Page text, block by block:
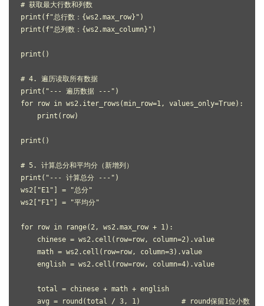
# 获取最大行数和列数
print(f"总行数：{ws2.max_row}")
print(f"总列数：{ws2.max_column}")
print()
# 4. 遍历读取所有数据
print("--- 遍历数据 ---")
for row in ws2.iter_rows(min_row=1, values_only=True):
    print(row)
print()
# 5. 计算总分和平均分（新增列）
print("--- 计算总分 ---")
ws2["E1"] = "总分"
ws2["F1"] = "平均分"
for row in range(2, ws2.max_row + 1):
    chinese = ws2.cell(row=row, column=2).value
    math = ws2.cell(row=row, column=3).value
    english = ws2.cell(row=row, column=4).value
    total = chinese + math + english
    avg = round(total / 3, 1)          # round保留1位小数